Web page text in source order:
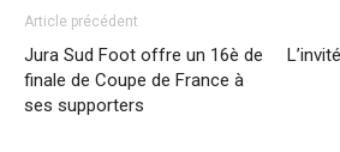
Article précédent
Jura Sud Foot offre un 16è de
finale de Coupe de France à
ses supporters